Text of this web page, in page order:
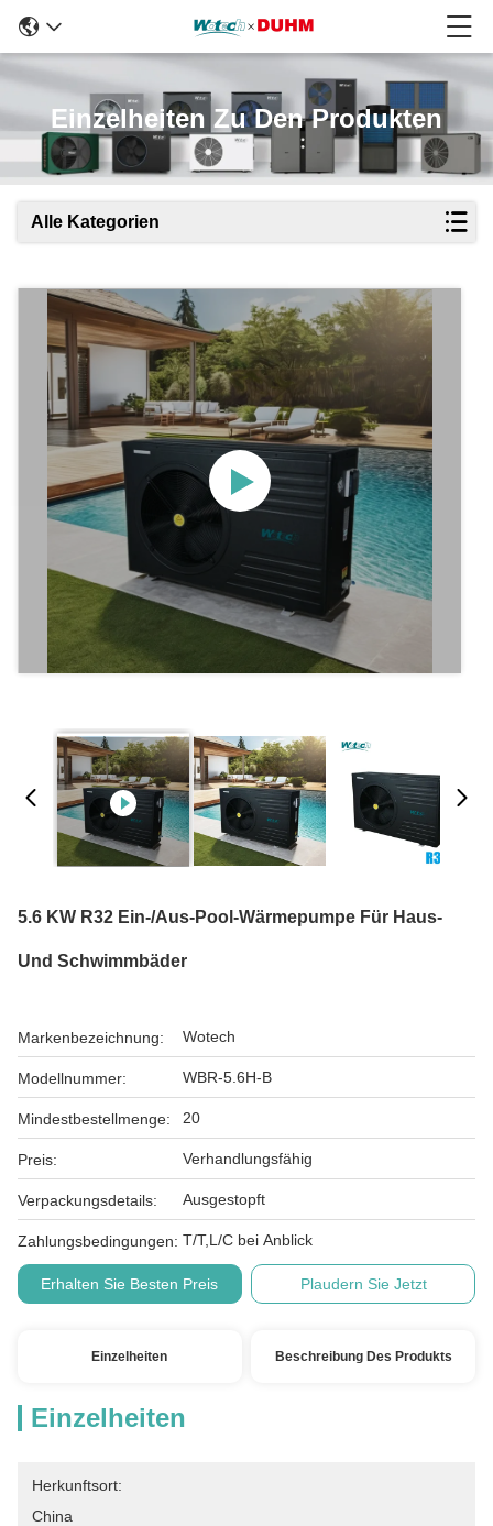
Einzelheiten Zu Den Produkten
Alle Kategorien
5.6 KW R32 Ein-/Aus-Pool-Wärmepumpe Für Haus-
Und Schwimmbäder
Markenbezeichnung: Wotech
Modellnummer: WBR-5.6H-B
Mindestbestellmenge: 20
Preis: Verhandlungsfähig
Verpackungsdetails: Ausgestopft
Zahlungsbedingungen: T/T,L/C bei Anblick
Erhalten Sie Besten Preis Plaudern Sie Jetzt
Einzelheiten Beschreibung Des Produkts
Einzelheiten
Herkunftsort:
China